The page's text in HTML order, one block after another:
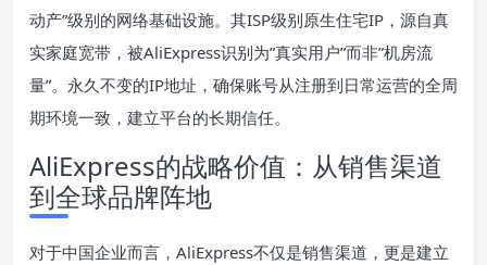
动产”级别的网络基础设施。其ISP级别原生住宅IP，源自真
实家庭宽带，被AliExpress识别为”真实用户”而非”机房流
量”。永久不变的IP地址，确保账号从注册到日常运营的全周
期环境一致，建立平台的长期信任。
AliExpress的战略价值：从销售渠道
到全球品牌阵地
对于中国企业而言，AliExpress不仅是销售渠道，更是建立